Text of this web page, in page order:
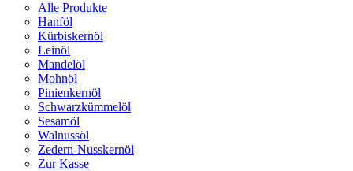
Alle Produkte
Hanföl
Kürbiskernöl
Leinöl
Mandelöl
Mohnöl
Pinienkernöl
Schwarzkümmelöl
Sesamöl
Walnussöl
Zedern-Nusskernöl
Zur Kasse